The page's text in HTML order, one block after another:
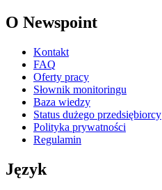
O Newspoint
Kontakt
FAQ
Oferty pracy
Słownik monitoringu
Baza wiedzy
Status dużego przedsiębiorcy
Polityka prywatności
Regulamin
Język